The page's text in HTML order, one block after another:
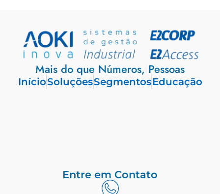
Mais do que Números, Pessoas
InícioSoluçõesSegmentosEducação
Entre em Contato